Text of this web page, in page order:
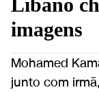
imagens
Mohamed
junto com